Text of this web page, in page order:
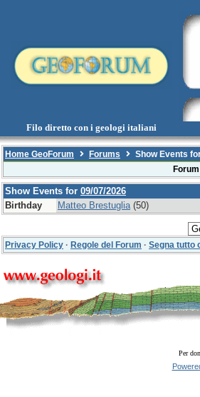
Filo diretto con i geologi italiani
Home GeoForum Forums
Show Events
Forum
Show Events for 09/07/2026
Birthday
Matteo Brestuglia(50)
Privacy Policy · Regole del Forum · Segna tutto
Per